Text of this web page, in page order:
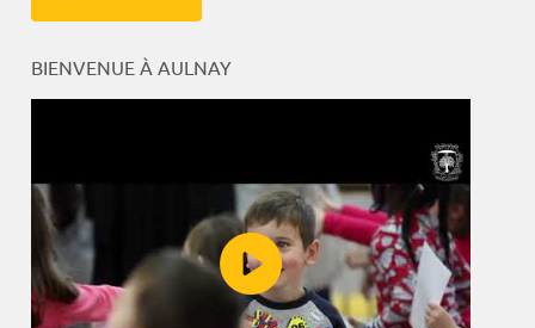
BIENVENUE À AULNAY